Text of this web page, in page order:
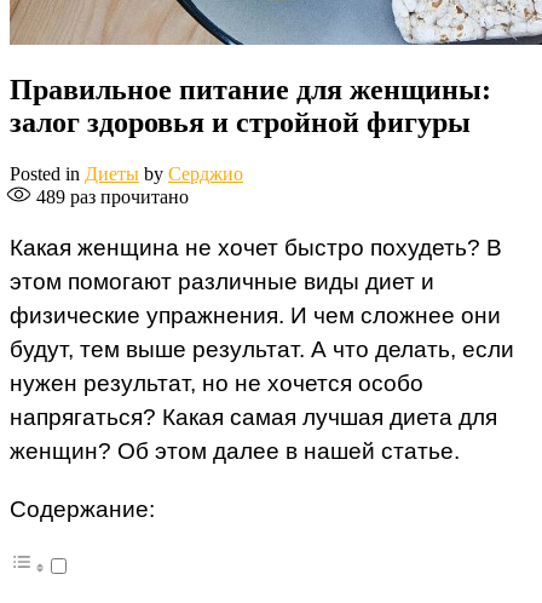
Правильное питание для женщины:
залог здоровья и стройной фигуры
Posted in Диеты by Серджио
489 раз прочитано
Какая женщина не хочет быстро похудеть? В
этом помогают различные виды диет и
физические упражнения. И чем сложнее они
будут, тем выше результат. А что делать, если
нужен результат, но не хочется особо
напрягаться? Какая самая лучшая диета для
женщин? Об этом далее в нашей статье.
Содержание: